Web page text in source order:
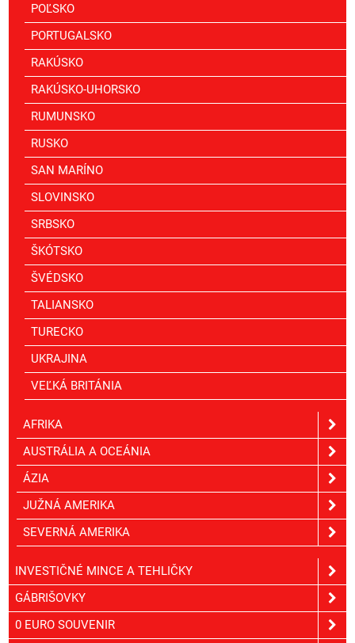
POĽSKO
PORTUGALSKO
RAKÚSKO
RAKÚSKO-UHORSKO
RUMUNSKO
RUSKO
SAN MARÍNO
SLOVINSKO
SRBSKO
ŠKÓTSKO
ŠVÉDSKO
TALIANSKO
TURECKO
UKRAJINA
VEĽKÁ BRITÁNIA
AFRIKA
AUSTRÁLIA A OCEÁNIA
ÁZIA
JUŽNÁ AMERIKA
SEVERNÁ AMERIKA
INVESTIČNÉ MINCE A TEHLIČKY
GÁBRIŠOVKY
0 EURO SOUVENIR